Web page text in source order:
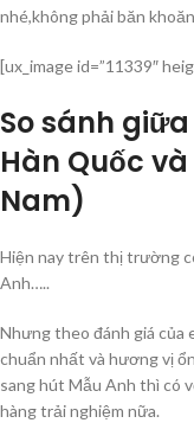
nhé,không phải băn
[ux_image id=”11339″
So sánh
Hàn Quốc
Nam)
Hiện nay trên thị trường
Anh…..
Nhưng theo đánh giá của
chuẩn nhất và hương vị
sang hút Mẫu Anh thì có
hàng trải nghiệm nữa.